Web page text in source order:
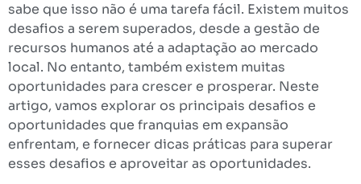
sabe que isso não é uma tarefa fácil. Existem muitos
desafios a serem superados, desde a gestão de
recursos humanos até a adaptação ao mercado
local. No entanto, também existem muitas
oportunidades para crescer e prosperar. Neste
artigo, vamos explorar os principais desafios e
oportunidades que franquias em expansão
enfrentam, e fornecer dicas práticas para superar
esses desafios e aproveitar as oportunidades.